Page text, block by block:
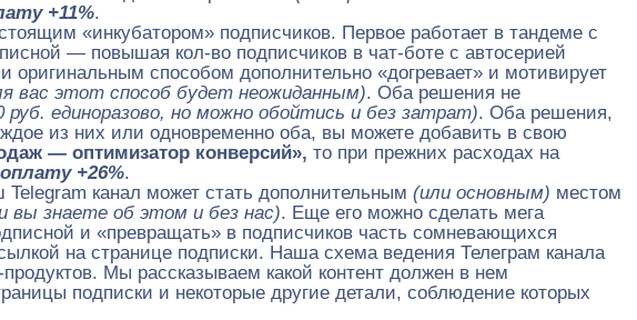
+11%.
«инкубатором» подписчиков. Первое работает в тандеме с
— повышая кол-во подписчиков в чат-боте с автосерией
способом дополнительно «догревает» и мотивирует
вас этот способ будет неожиданным). Оба решения не
единоразово, но можно обойтись и без затрат). Оба решения,
из них или одновременно оба, вы можете добавить в свою
— оптимизатор конверсий», то при прежних расходах на
+26%.
Telegram канал может стать дополнительным (или основным) местом
вы знаете об этом и без нас). Еще его можно сделать мега
и «превращать» в подписчиков часть сомневающихся
на странице подписки. Наша схема ведения Телеграм канала
Мы рассказываем какой контент должен в нем
подписки и некоторые другие детали, соблюдение которых